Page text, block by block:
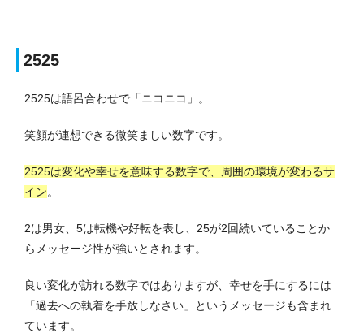
2525
2525は語呂合わせで「ニコニコ」。
笑顔が連想できる微笑ましい数字です。
2525は変化や幸せを意味する数字で、周囲の環境が変わるサ
イン。
2は男女、5は転機や好転を表し、25が2回続いていることか
らメッセージ性が強いとされます。
良い変化が訪れる数字ではありますが、幸せを手にするには
「過去への執着を手放しなさい」というメッセージも含まれ
ています。